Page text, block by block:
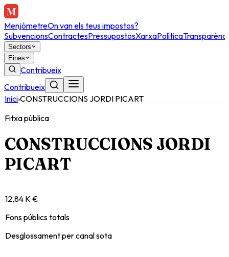
MenjòmetreOn van els teus impostos?
SubvencionsContractesPressupostosXarxaPolítica
Sectors
Eines
Contribueix
Contribueix
Inici›CONSTRUCCIONS JORDI PICART
Fitxa pública
CONSTRUCCIONS JORDI
PICART
12,84 K €
Fons públics totals
Desglossament per canal sota